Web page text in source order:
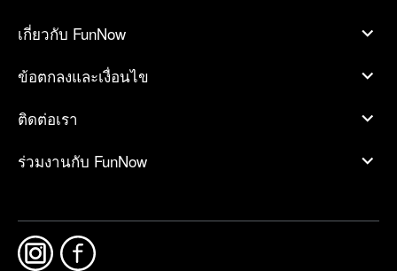
เกี่ยวกับ FunNow
ข้อตกลงและเงื่อนไข
ติดต่อเรา
ร่วมงานกับ FunNow